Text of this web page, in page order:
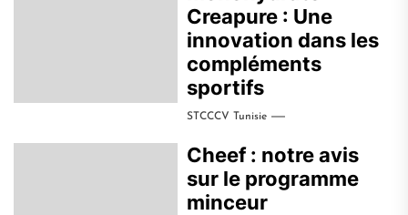
Creapure : Une
innovation dans les
compléments
sportifs
STCCCV Tunisie
Cheef : notre avis
sur le programme
minceur